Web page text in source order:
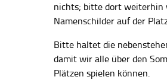
nichts; bitte dort weiterhin
Namenschilder auf der
Bitte haltet die
damit wir alle über den
Plätzen spielen können.